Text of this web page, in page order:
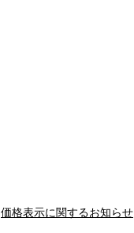
価格表示に関するお知らせ